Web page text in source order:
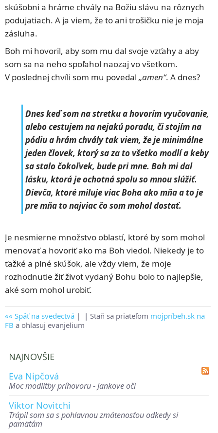
skúšobni a hráme chvály na Božiu slávu na rôznych
podujatiach. A ja viem, že to ani trošičku nie je moja
zásluha.
Boh mi hovoril, aby som mu dal svoje vzťahy a aby
som sa na neho spoľahol naozaj vo všetkom.
V poslednej chvíli som mu povedal „amen“. A dnes?
Dnes keď som na stretku a hovorím vyučovanie,
alebo cestujem na nejakú poradu, či stojím na
pódiu a hrám chvály tak viem, že je minimálne
jeden človek, ktorý sa za to všetko modlí a keby
sa stalo čokoľvek, bude pri mne. Boh mi dal
lásku, ktorá je ochotná spolu so mnou slúžiť.
Dievča, ktoré miluje viac Boha ako mňa a to je
pre mňa to najviac čo som mohol dostať.
Je nesmierne množstvo oblastí, ktoré by som mohol
menovať a hovoriť ako ma Boh viedol. Niekedy je to
ťažké a plné skúšok, ale vždy viem, že moje
rozhodnutie žiť život vydaný Bohu bolo to najlepšie,
aké som mohol urobiť.
Späť na svedectvá | | Staň sa priateľom mojpríbeh.sk na
FB a ohlasuj evanjelium
NAJNOVŠIE
Eva Nipčová
Moc modlitby príhovoru - Jankove oči
Viktor Novitchi
Trápil som sa s pohlavnou zmätenosťou odkedy si
pamätám